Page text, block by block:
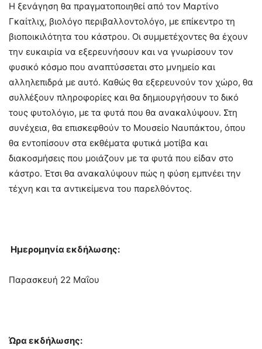
Η ξενάγηση θα πραγματοποιηθεί από τον Μαρτίνο
Γκαίτλιχ, βιολόγο περιβαλλοντολόγο, με επίκεντρο τη
βιοποικιλότητα του κάστρου. Οι συμμετέχοντες θα έχουν
την ευκαιρία να εξερευνήσουν και να γνωρίσουν τον
φυσικό κόσμο που αναπτύσσεται στο μνημείο και
αλληλεπιδρά με αυτό. Καθώς θα εξερευνούν τον χώρο, θα
συλλέξουν πληροφορίες και θα δημιουργήσουν το δικό
τους φυτολόγιο, με τα φυτά που θα ανακαλύψουν. Στη
συνέχεια, θα επισκεφθούν το Μουσείο Ναυπάκτου, όπου
θα εντοπίσουν στα εκθέματα φυτικά μοτίβα και
διακοσμήσεις που μοιάζουν με τα φυτά που είδαν στο
κάστρο. Έτσι θα ανακαλύψουν πώς η φύση εμπνέει την
τέχνη και τα αντικείμενα του παρελθόντος.
Ημερομηνία εκδήλωσης:
Παρασκευή 22 Μαΐου
Ώρα εκδήλωσης: